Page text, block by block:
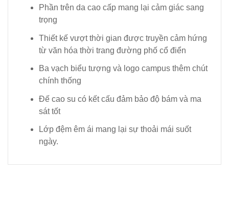
Phần trên da cao cấp mang lại cảm giác sang
trọng
Thiết kế vượt thời gian được truyền cảm hứng
từ văn hóa thời trang đường phố cổ điển
Ba vạch biểu tượng và logo campus thêm chút
chính thống
Đế cao su có kết cấu đảm bảo độ bám và ma
sát tốt
Lớp đệm êm ái mang lại sự thoải mái suốt
ngày.